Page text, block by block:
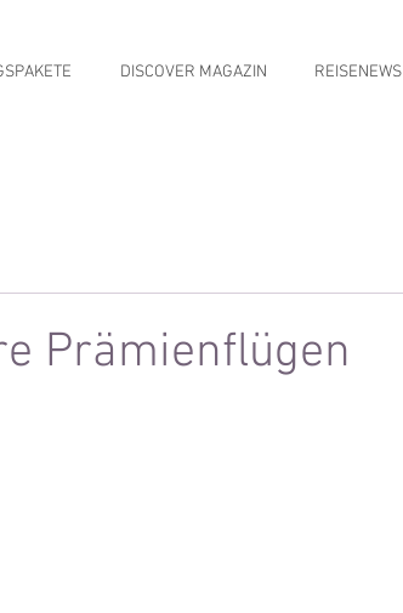
DISCOVER MAGAZIN REISENEWS
Prämienflügen